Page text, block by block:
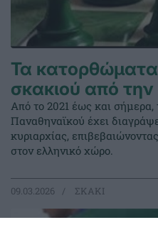
Τα
σκακιού από
Από το 2021 έως και σήμερα,
Παναθηναϊκού έχει
κυριαρχίας,
στον ελληνικό χώρο.
09.03.2026 ΣΚΑΚΙ